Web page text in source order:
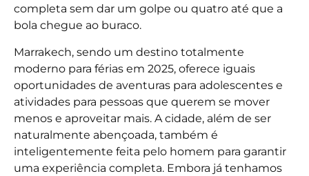
completa sem dar um golpe ou quatro até que a
bola chegue ao buraco.
Marrakech, sendo um destino totalmente
moderno para férias em 2025, oferece iguais
oportunidades de aventuras para adolescentes e
atividades para pessoas que querem se mover
menos e aproveitar mais. A cidade, além de ser
naturalmente abençoada, também é
inteligentemente feita pelo homem para garantir
uma experiência completa. Embora já tenhamos